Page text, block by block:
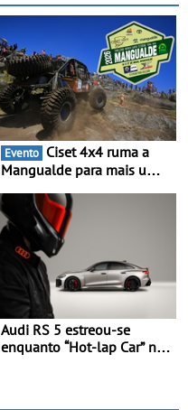
Evento
Mangualde para mais um
espetáculo, resistência e
desafios na montanha
Audi RS 5 estreou-se
enquanto “Hot-lap Car” no